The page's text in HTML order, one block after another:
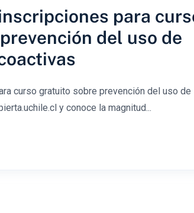
para
del uso de
curso gratuito sobre prevención del uso de
y conoce la magnitud...